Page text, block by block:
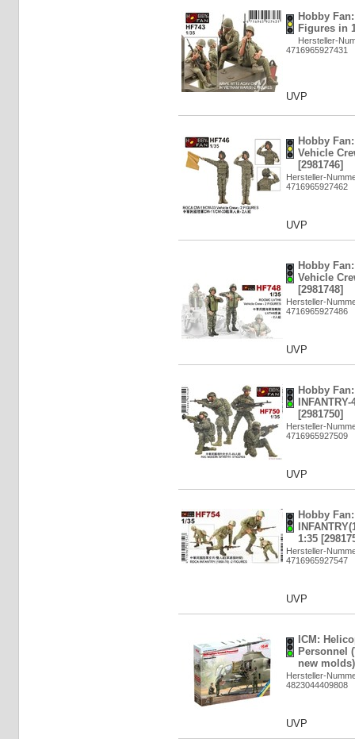
Hobby
Figures in
Hersteller-
4716965927431
UVP
Hobby
Vehicle
[2981746]
Hersteller-
4716965927462
UVP
Hobby
Vehicle
[2981748]
Hersteller-
4716965927486
UVP
Hobby
[2981750]
Hersteller-
4716965927509
UVP
Hobby
1:35
Hersteller-
4716965927547
UVP
ICM:
Personnel
new
Hersteller-
4823044409808
UVP